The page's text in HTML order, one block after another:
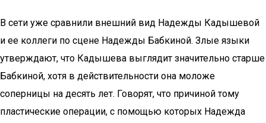
В сети уже сравнили внешний вид Надежды Кадышевой
и ее коллеги по сцене Надежды Бабкиной. Злые языки
утверждают, что Кадышева выглядит значительно старше
Бабкиной, хотя в действительности она моложе
соперницы на десять лет. Говорят, что причиной тому
пластические операции, с помощью которых Надежда